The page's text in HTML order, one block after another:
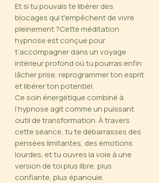
Et si tu pouvais te libérer des
blocages qui t'empêchent de vivre
pleinement ?Cette méditation
hypnose est conçue pour
t’accompagner dans un voyage
intérieur profond où tu pourras enfin
lâcher prise, reprogrammer ton esprit
et libérer ton potentiel.
Ce soin énergétique combiné à
l’hypnose agit comme un puissant
outil de transformation. À travers
cette séance, tu te débarrasses des
pensées limitantes, des émotions
lourdes, et tu ouvres la voie à une
version de toi plus libre, plus
confiante, plus épanouie.